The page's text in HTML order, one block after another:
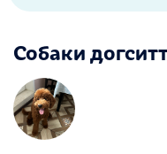
Собаки